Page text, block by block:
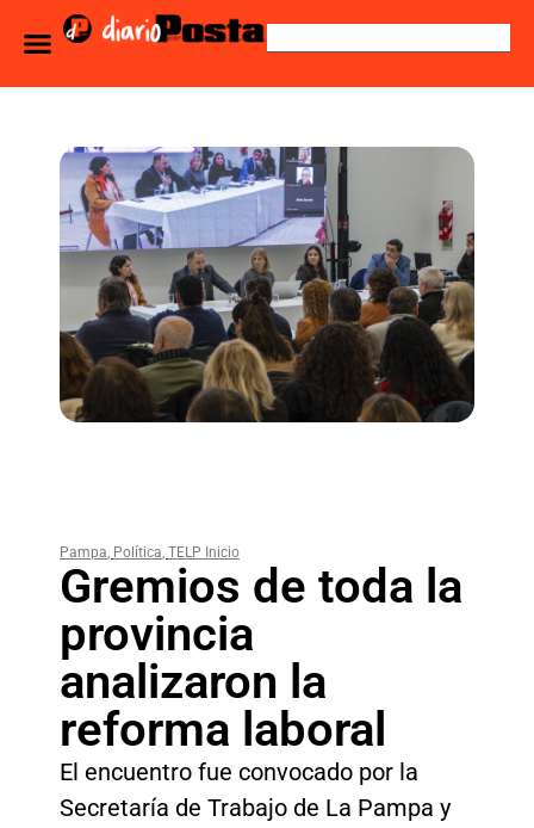
Pampa, Política, TELP Inicio
Gremios de toda la
provincia
analizaron la
reforma laboral
El encuentro fue convocado por la
Secretaría de Trabajo de La Pampa y